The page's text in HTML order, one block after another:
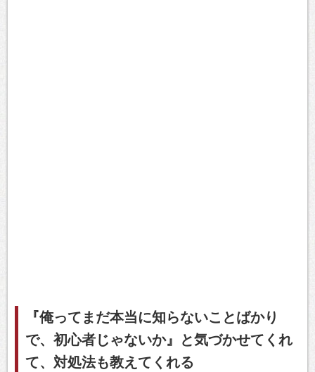
『俺ってまだ本当に知らないことばかり
で、初心者じゃないか』と気づかせてくれ
て、対処法も教えてくれる